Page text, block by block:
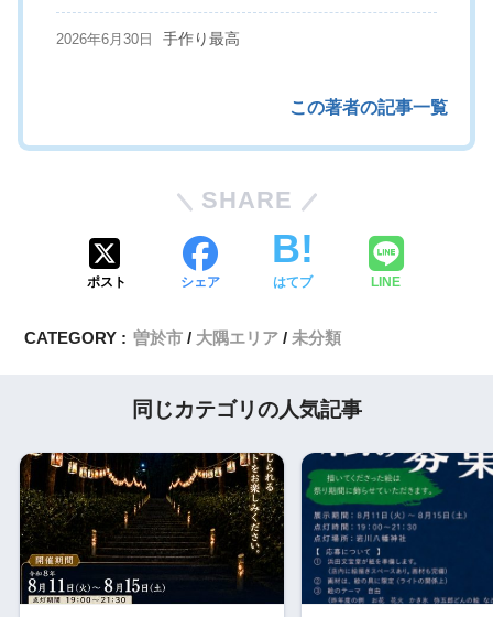
2026年6月30日 手作り最高
この著者の記事一覧
SHARE
ポスト シェア はてブ LINE
CATEGORY : 曽於市 大隅エリア 未分類
同じカテゴリの人気記事